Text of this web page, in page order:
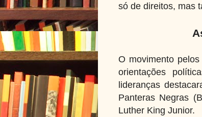
só de direitos, mas
O movimento
orientações
lideranças
Panteras Negras
Luther King Junior.